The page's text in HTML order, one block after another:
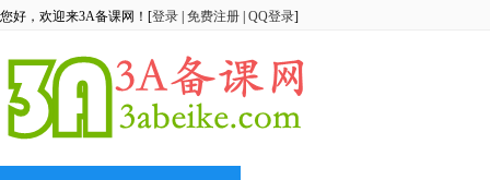
您好，欢迎来3A备课网！[登录 免费注册 QQ登录]